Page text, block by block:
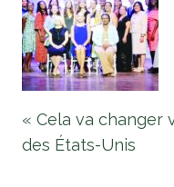
« Cela va changer
des États-Unis